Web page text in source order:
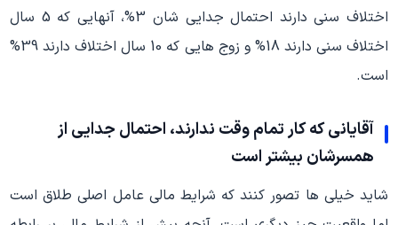
اختلاف سنی دارند احتمال جدایی شان 3%، آنهایی که 5 سال
اختلاف سنی دارند 18% و زوج هایی که 10 سال اختلاف دارند 39%
است.
آقایانی که کار تمام وقت ندارند، احتمال جدایی از
همسرشان بیشتر است
شاید خیلی ها تصور کنند که شرایط مالی عامل اصلی طلاق است